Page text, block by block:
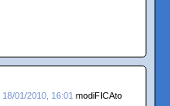
18/01/2010, 16:01 modiFICAto